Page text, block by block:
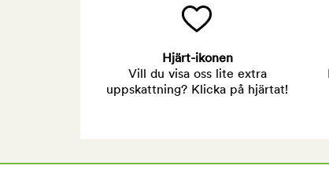
Hjärt-ikonen
Vill du visa oss lite extra
uppskattning? Klicka på hjärtat!